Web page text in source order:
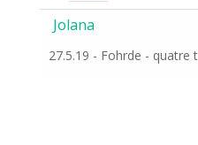
Jolana
27.5.19 - Fohrde - quatre